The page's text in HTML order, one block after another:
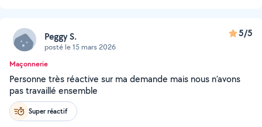
Peggy S.
posté le 15 mars 2026
5/5
Maçonnerie
Personne très réactive sur ma demande mais nous n’avons
pas travaillé ensemble
Super réactif